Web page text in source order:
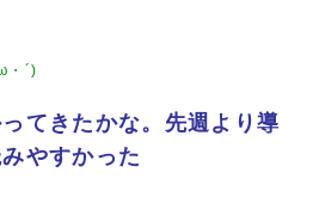
・´)
てきたかな。先週より導
やすかった